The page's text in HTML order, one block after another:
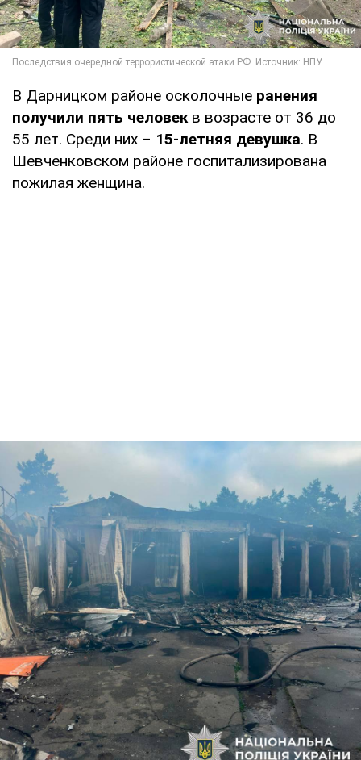
В Дарницком районе осколочные ранения
получили пять человекв возрасте от 36 до
55 лет. Среди них – 15-летняя девушка. В
Шевченковском районе госпитализирована
пожилая женщина.